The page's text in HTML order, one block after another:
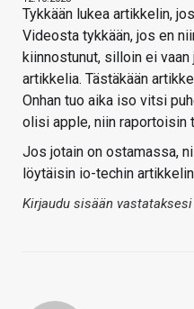
Tykkään lukea artikkelin,
Videosta tykkään, jos en
kiinnostunut, silloin ei
artikkelia. Tästäkään
Onhan tuo aika iso vitsi
olisi apple, niin raportoisin
Jos jotain on ostamassa,
löytäisin io-techin
Kirjaudu sisään vastataksesi